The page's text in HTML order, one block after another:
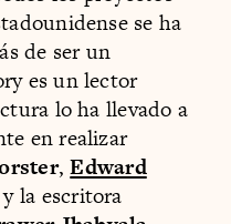
se ha
de ser un
es un lector
lo ha llevado a
en realizar
,Edward
y la escritora